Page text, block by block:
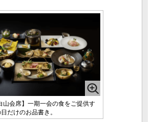
山会席】一期一会の食をご提供す
だけのお品書き。